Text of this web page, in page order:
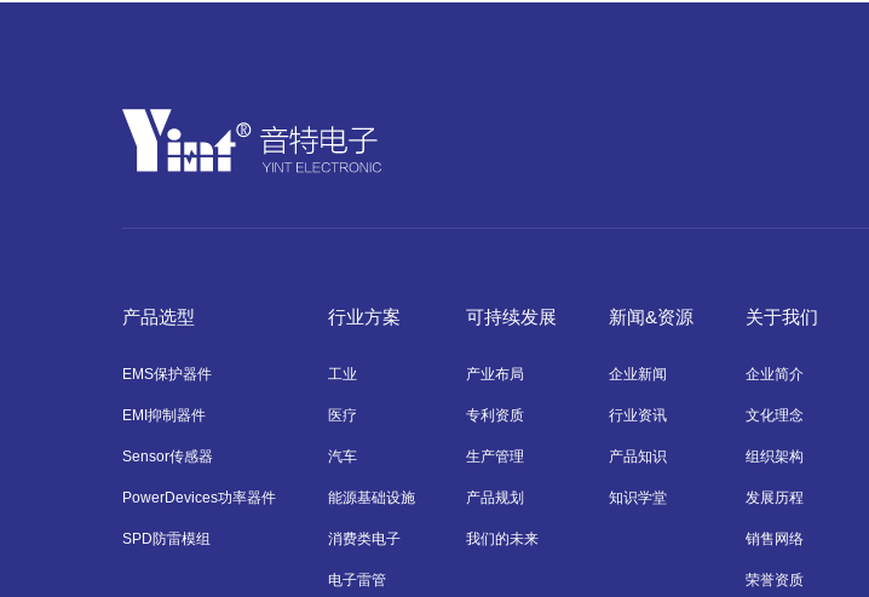
产品选型
EMS保护器件
EMI抑制器件
Sensor传感器
PowerDevices功率器件
SPD防雷模组
行业方案
工业
医疗
汽车
能源基础设施
消费类电子
电子雷管
可持续发展
产业布局
专利资质
生产管理
产品规划
我们的未来
新闻&资源
企业新闻
行业资讯
产品知识
知识学堂
关于我们
企业简介
文化理念
组织架构
发展历程
销售网络
荣誉资质